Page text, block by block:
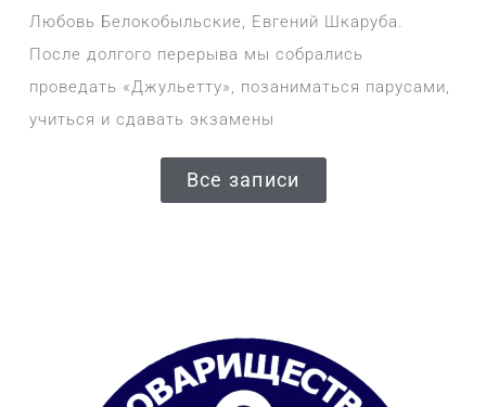
Любовь Белокобыльские, Евгений Шкаруба.
После долгого перерыва мы собрались
проведать «Джульетту», позаниматься парусами,
учиться и сдавать экзамены
Все записи